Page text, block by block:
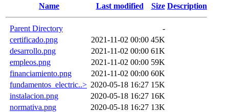
Name Last modified Size Description
Parent Directory
-
certificado.png
2021-11-02 00:00 45K
desarrollo.png
2021-11-02 00:00 61K
empleos.png
2021-11-02 00:00 59K
financiamiento.png
2021-11-02 00:00 60K
fundamentos_electric..> 2020-05-18 16:27 15K
instalacion.png
2020-05-18 16:27 16K
normativa.png
2020-05-18 16:27 13K